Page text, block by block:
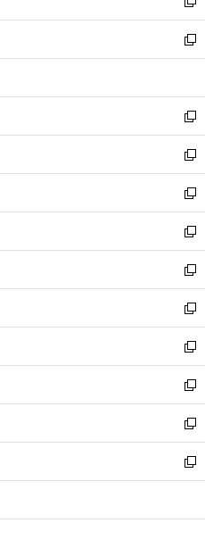
開
く
ウ
で
開
ン
ド
ウ
開
く
い
ウ
ィ
ン
ウ
で
開
く
新
し
い
ウ
ン
ド
ウ
で
開
く
新
し
ウ
ィ
ン
ド
ウ
で
開
く
新
し
い
ウ
ィ
ン
ド
ウ
で
開
く
新
し
い
ウ
ィ
ン
ド
ウ
で
開
く
新
し
い
ウ
ィ
ン
ド
ウ
で
開
く
新
し
い
ウ
ィ
ン
ド
ウ
で
開
く
新
し
い
ウ
ィ
ン
ド
ウ
で
開
く
新
し
い
ウ
ィ
ン
ド
ウ
で
開
新
し
い
ウ
ィ
ン
ド
ウ
開
新
し
い
ウ
ィ
ン
ウ
新
し
い
ウ
ン
新
し
ウ